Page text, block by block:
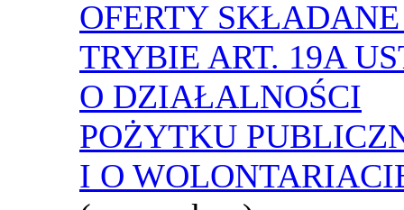
OFERTY
TRYBIE ART. 19A
O DZIAŁALNOŚCI
POŻYTKU
I O